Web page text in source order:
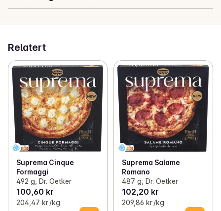
Relatert
Suprema Cinque
Formaggi
492 g, Dr. Oetker
100,60 kr
204,47 kr /kg
Suprema Salame
Romano
487 g, Dr. Oetker
102,20 kr
209,86 kr /kg